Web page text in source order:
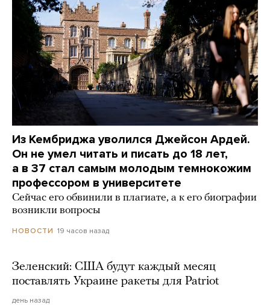
Из Кембриджа уволился Джейсон Ардей.
Он не умел читать и писать до 18 лет,
а в 37 стал самым молодым темнокожим
профессором в университете
Сейчас его обвинили в плагиате, а к его биографии
возникли вопросы
НОВОСТИ 19 часов назад
Зеленский: США будут каждый месяц
поставлять Украине ракеты для Patriot
день назад